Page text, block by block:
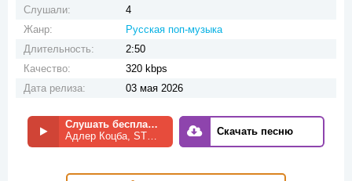
Слушали:
4
Жанр:
Русская поп-музыка
Длительность:
2:50
Качество:
320 kbps
Дата релиза:
03 мая 2026
Слушать бесплатно
Адлер Коцба, ST1M - Посмотри в мои глаза
Скачать песню